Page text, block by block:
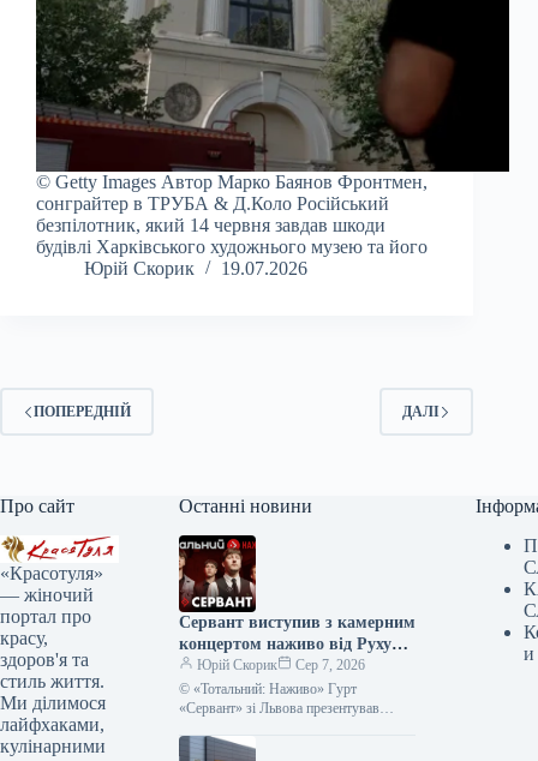
© Getty Images Автор Марко Баянов Фронтмен,
сонграйтер в ТРУБА & Д.Коло Російський
безпілотник, який 14 червня завдав шкоди
будівлі Харківського художнього музею та його
Юрій Скорик
19.07.2026
ПОПЕРЕДНІЙ ДАЛІ
Про сайт
«Красотуля»
— жіночий
портал про
красу,
здоров'я та
стиль життя.
Ми ділимося
лайфхаками,
кулінарними
Останні новини
Сервант виступив з камерним
концертом наживо від Руху
опору ССО – фото, відео
Юрій Скорик
Сер 7, 2026
© «Тотальний: Наживо» Гурт
«Сервант» зі Львова презентував
«Тотальний: Наживо». Запис був
и